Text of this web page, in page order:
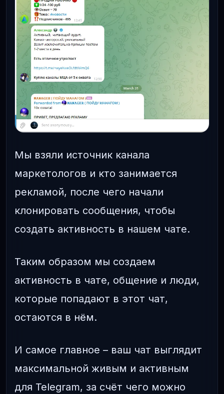
Мы взяли источник канала
маркетологов и кто занимается
рекламой, после чего начали
клонировать сообщения, чтобы
создать активность в нашем чате.
Таким образом мы создаем
активность в чате, общение и люди,
которые попадают в этот чат,
остаются в нём.
И самое главное – ваш чат выглядит
максимальной живым и активным
для Telegram, за счёт чего можно